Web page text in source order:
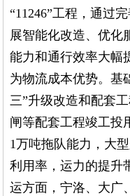
“11246”工程，通过
展智能化改造、优化
能力和通行效率大幅
为物流成本优势。基
三”升级改造和配套
闸等配套工程竣工投
1万吨拖队能力，大
利用率，运力的提升
运方面，宁洛、大广